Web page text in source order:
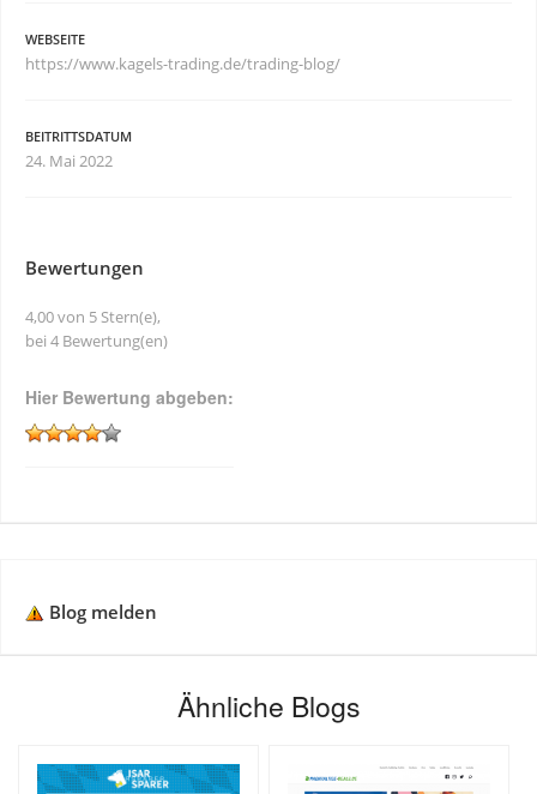
WEBSEITE
https://www.kagels-trading.de/trading-blog/
BEITRITTSDATUM
24. Mai 2022
Bewertungen
4,00 von 5 Stern(e),
bei 4 Bewertung(en)
Hier Bewertung abgeben:
Blog melden
Ähnliche Blogs